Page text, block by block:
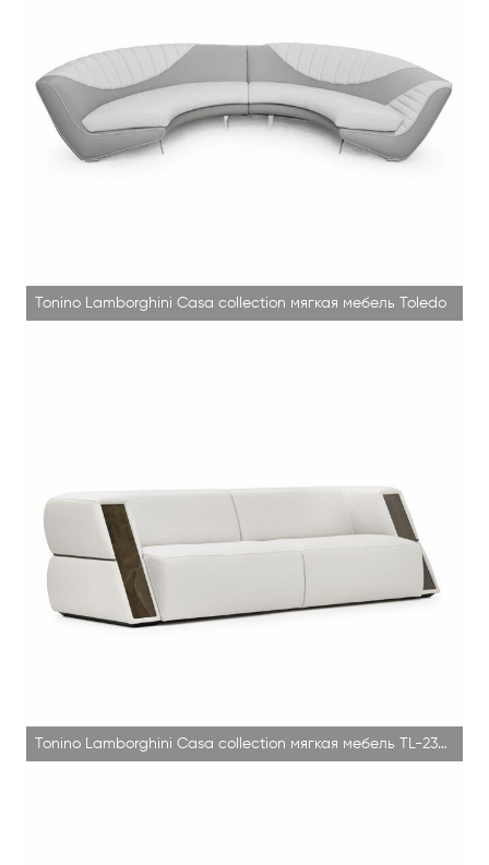
Tonino Lamborghini Casa collection мягкая мебель Toledo
Tonino Lamborghini Casa collection мягкая мебель TL-2390